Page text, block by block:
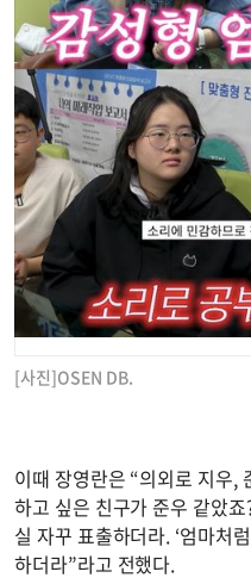
[사진]OSEN DB.
이때 장영란은 “의외로 지우,
하고 싶은 친구가 준우 같았
실 자꾸 표출하더라. ‘엄마처
하더라”라고 전했다.